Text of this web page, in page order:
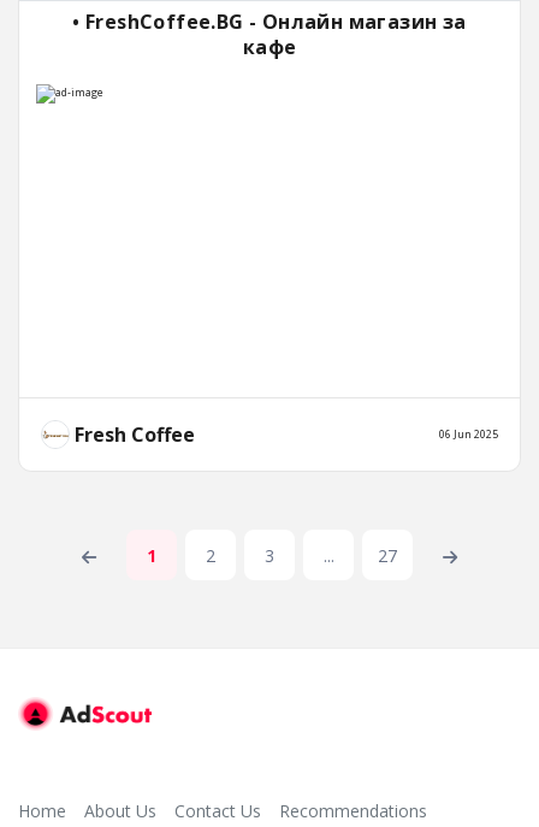
• FreshCoffee.BG - Онлайн магазин за
кафе
Fresh Coffee 06 Jun 2025
1 2 3 ... 27
Home About Us Contact Us Recommendations